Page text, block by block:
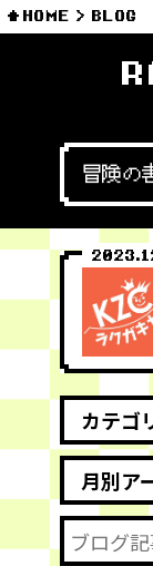
HOME BLOG
冒険の